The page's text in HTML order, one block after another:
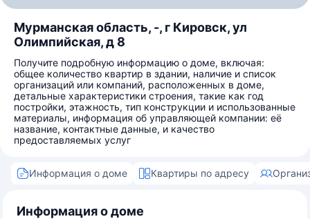
Мурманская область, -, г Кировск, ул
Олимпийская, д 8
Получите подробную информацию о доме, включая:
общее количество квартир в здании, наличие и список
организаций или компаний, расположенных в доме,
детальные характеристики строения, такие как год
постройки, этажность, тип конструкции и использованные
материалы, информация об управляющей компании: её
название, контактные данные, и качество
предоставляемых услуг
Информация о доме Квартиры по адресу
Информация о доме